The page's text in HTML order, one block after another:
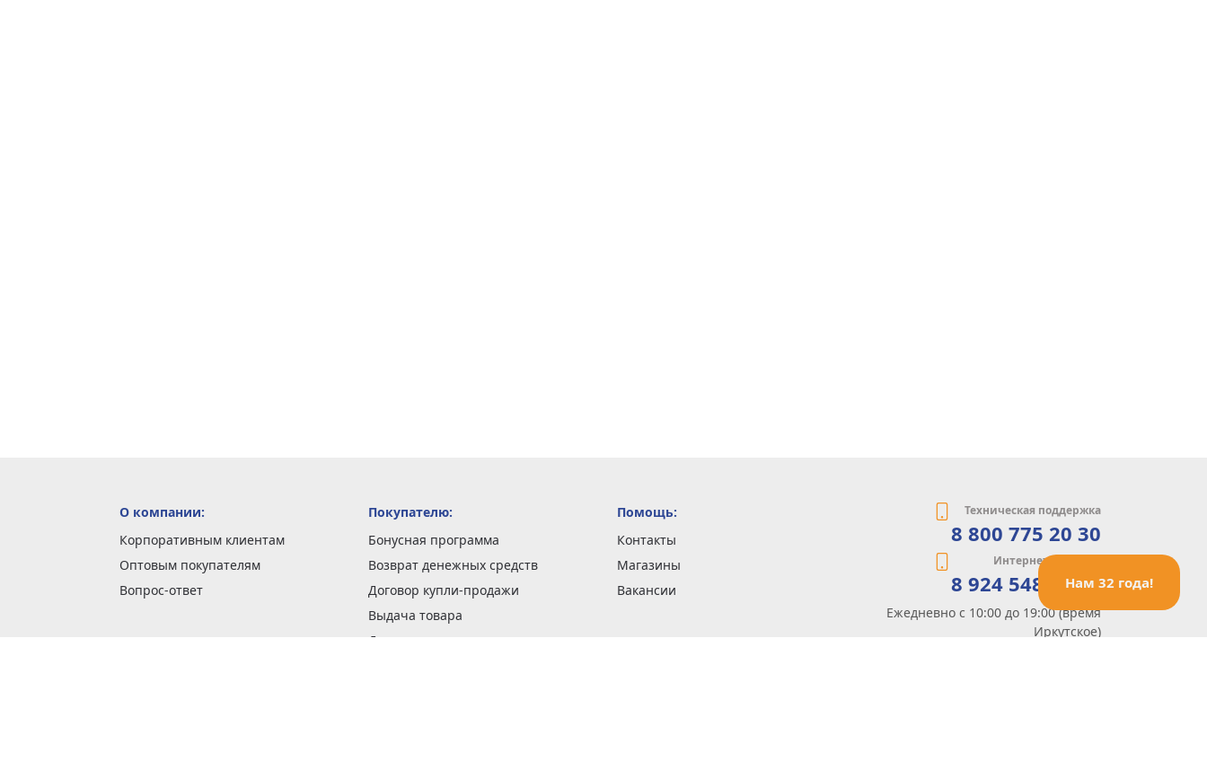
Нам 32 года!
О компании:
Корпоративным клиентам
Оптовым покупателям
Вопрос-ответ
Покупателю:
Бонусная программа
Возврат денежных средств
Договор купли-продажи
Выдача товара
Доставка заказов
Помощь:
Контакты
Магазины
Вакансии
Техническая поддержка
8 800 775 20 30
Интернет-магазин
8 924 548 85 07
Ежедневно с 10:00 до 19:00 (время
Иркутское)